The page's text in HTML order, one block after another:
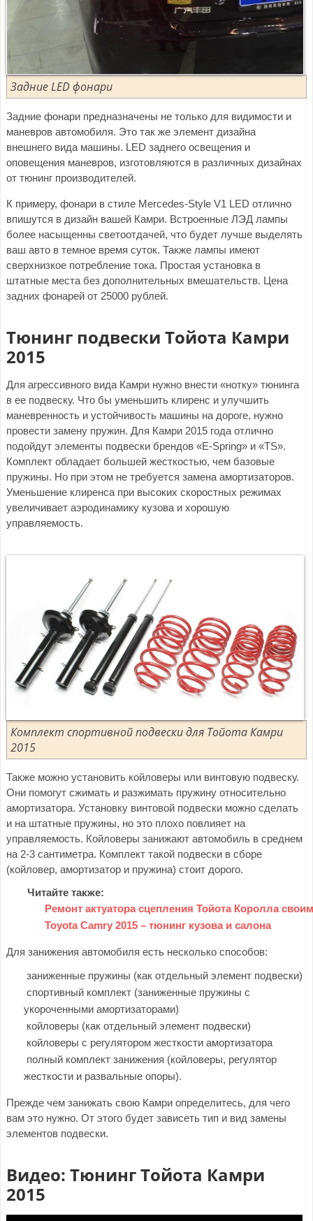
Задние LED фонари
Задние фонари предназначены не только для видимости и
маневров автомобиля. Это так же элемент дизайна
внешнего вида машины. LED заднего освещения и
оповещения маневров, изготовляются в различных дизайнах
от тюнинг производителей.
К примеру, фонари в стиле Mercedes-Style V1 LED отлично
впишутся в дизайн вашей Камри. Встроенные ЛЭД лампы
более насыщенны светоотдачей, что будет лучше выделять
ваш авто в темное время суток. Также лампы имеют
сверхнизкое потребление тока. Простая установка в
штатные места без дополнительных вмешательств. Цена
задних фонарей от 25000 рублей.
Тюнинг подвески Тойота Камри
2015
Для агрессивного вида Камри нужно внести «нотку» тюнинга
в ее подвеску. Что бы уменьшить клиренс и улучшить
маневренность и устойчивость машины на дороге, нужно
провести замену пружин. Для Камри 2015 года отлично
подойдут элементы подвески брендов «E-Spring» и «TS».
Комплект обладает большей жесткостью, чем базовые
пружины. Но при этом не требуется замена амортизаторов.
Уменьшение клиренса при высоких скоростных режимах
увеличивает аэродинамику кузова и хорошую
управляемость.
Комплект спортивной подвески для Тойота Камри
2015
Также можно установить койловеры или винтовую подвеску.
Они помогут сжимать и разжимать пружину относительно
амортизатора. Установку винтовой подвески можно сделать
и на штатные пружины, но это плохо повлияет на
управляемость. Койловеры занижают автомобиль в среднем
на 2-3 сантиметра. Комплект такой подвески в сборе
(койловер, амортизатор и пружина) стоит дорого.
Читайте также:
Ремонт актуатора сцепления Тойота Королла
Toyota Camry 2015 – тюнинг кузова и салона
Для занижения автомобиля есть несколько способов:
заниженные пружины (как отдельный элемент подвески)
спортивный комплект (заниженные пружины с
укороченными амортизаторами)
койловеры (как отдельный элемент подвески)
койловеры с регулятором жесткости амортизатора
полный комплект занижения (койловеры, регулятор
жесткости и развальные опоры).
Прежде чем занижать свою Камри определитесь, для чего
вам это нужно. От этого будет зависеть тип и вид замены
элементов подвески.
Видео: Тюнинг Тойота Камри
2015